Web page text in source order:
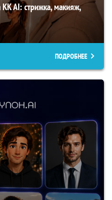
KK AI: стрижка, макияж,
ПОДРОБНЕЕ